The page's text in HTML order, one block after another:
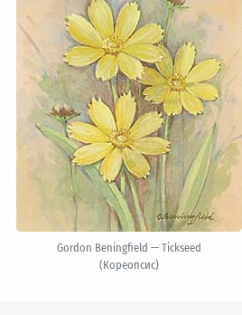
Gordon Beningfield — Tickseed
(Кореопсис)